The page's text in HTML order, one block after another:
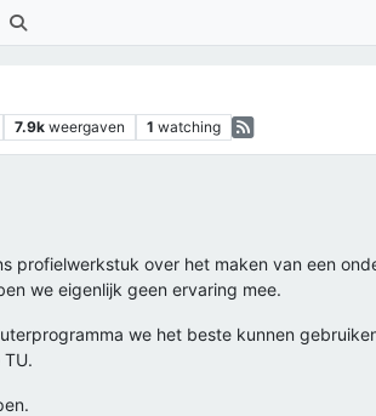
7.9k weergaven 1 watching
profielwerkstuk over het maken van een
we eigenlijk geen ervaring mee.
we het beste kunnen